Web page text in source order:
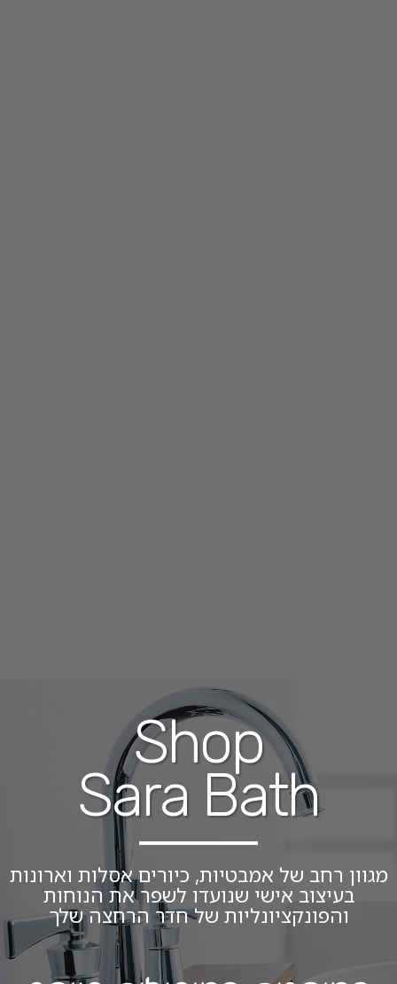
Shop
Sara Bath
מגוון רחב של אמבטיות, כיורים אסלות וארונות
בעיצוב אישי שנועדו לשפר את הנוחות
והפונקציונליות של חדר הרחצה שלך